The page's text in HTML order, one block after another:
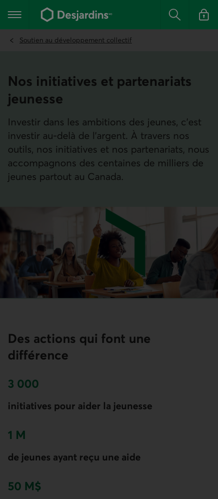
contenu
Menu principal Rechercher
Se
Soutien au développement collectif
Nos initiatives et partenariats
jeunesse
Investir dans les ambitions des jeunes, c’est
investir au‑delà de l’argent. À travers nos
outils, nos initiatives et nos partenariats, nous
accompagnons des centaines de milliers de
jeunes partout au Canada.
Des actions qui font une
différence
3 000
initiatives pour aider la jeunesse
1 M
de jeunes ayant reçu une aide
50 M$